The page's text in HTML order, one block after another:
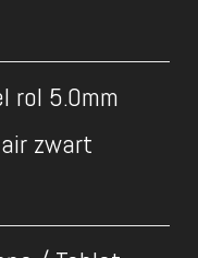
rol 5.0mm
zwart